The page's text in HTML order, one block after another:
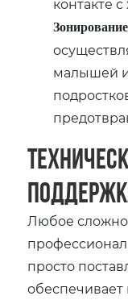
контакте
малышей
Любое
просто